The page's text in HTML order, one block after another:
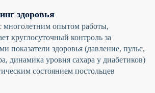
здоровья
многолетним опытом работы,
круглосуточный контроль за
показатели здоровья (давление, пульс,
динамика уровня сахара у диабетиков)
состоянием постольцев